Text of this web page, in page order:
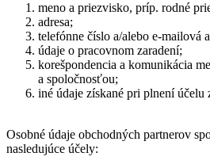
meno a priezvisko, príp. rodné
adresa;
telefónne číslo a/alebo e-mailová
údaje o pracovnom zaradení;
korešpondencia a komunikácia
a spoločnosťou;
iné údaje získané pri plnení účelu
Osobné údaje obchodných partnerov
nasledujúce účely: